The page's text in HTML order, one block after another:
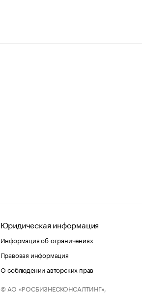
Юридическая информация
Информация об ограничениях
Правовая информация
О соблюдении авторских прав
© АО «РОСБИЗНЕСКОНСАЛТИНГ»,